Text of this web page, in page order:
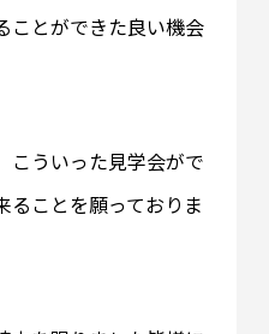
ことができた良い機会
こういった見学会がで
ることを願っておりま